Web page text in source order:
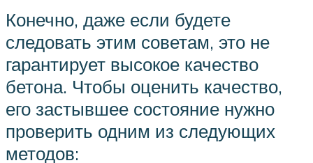
Конечно, даже если будете
следовать этим советам, это не
гарантирует высокое качество
бетона. Чтобы оценить качество,
его застывшее состояние нужно
проверить одним из следующих
методов: